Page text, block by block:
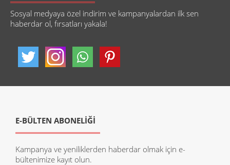
Sosyal medyaya özel indirim ve kampanyalardan ilk sen
haberdar ol, fırsatları yakala!
E-BÜLTEN ABONELİĞİ
Kampanya ve yeniliklerden haberdar olmak için e-
bültenimize kayıt olun.